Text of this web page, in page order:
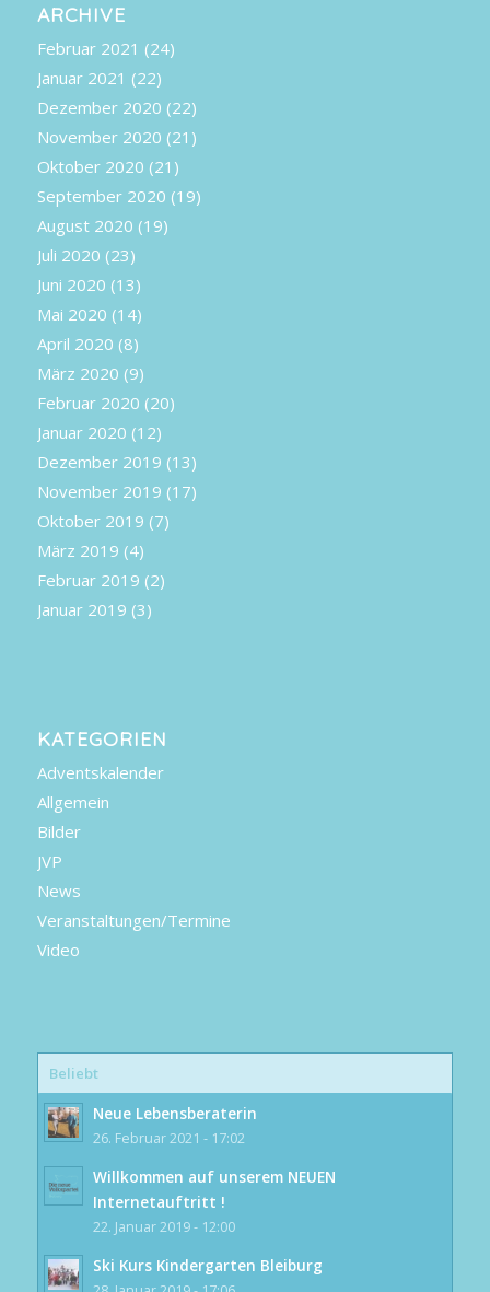
ARCHIVE
Februar 2021 (24)
Januar 2021 (22)
Dezember 2020 (22)
November 2020 (21)
Oktober 2020 (21)
September 2020 (19)
August 2020 (19)
Juli 2020 (23)
Juni 2020 (13)
Mai 2020 (14)
April 2020 (8)
März 2020 (9)
Februar 2020 (20)
Januar 2020 (12)
Dezember 2019 (13)
November 2019 (17)
Oktober 2019 (7)
März 2019 (4)
Februar 2019 (2)
Januar 2019 (3)
KATEGORIEN
Adventskalender
Allgemein
Bilder
JVP
News
Veranstaltungen/Termine
Video
Beliebt
Neue Lebensberaterin
26. Februar 2021 - 17:02
Willkommen auf unserem NEUEN
Internetauftritt !
22. Januar 2019 - 12:00
Ski Kurs Kindergarten Bleiburg